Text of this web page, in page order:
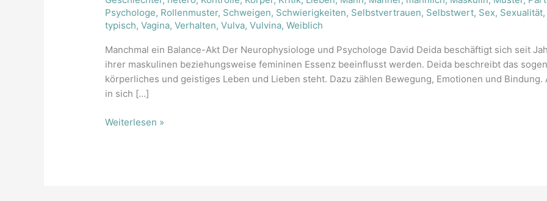
Psychologe, Rollenmuster, Schweigen, Schwierigkeiten, Selbstvertrauen, Selbstwert, Sex, Sexualität
typisch,Vagina,Verhalten,Vulva,Vulvina,Weiblich
Manchmal ein Balance-Akt Der Neurophysiologe und Psychologe David Deida beschäftigt sich seit
ihrer maskulinen beziehungsweise femininen Essenz beeinflusst werden. Deida beschreibt das
körperliches und geistiges Leben und Lieben steht. Dazu zählen Bewegung, Emotionen und
in sich […]
Weibliche
Weiterlesen »